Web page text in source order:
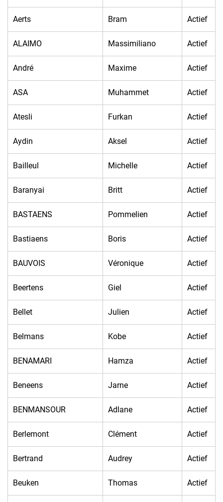
Aerts Bram Actief
ALAIMO Massimiliano Actief
André Maxime Actief
ASA Muhammet Actief
Atesli Furkan Actief
Aydin Aksel Actief
Bailleul Michelle Actief
Baranyai Britt Actief
BASTAENS Pommelien Actief
Bastiaens Boris Actief
BAUVOIS Véronique Actief
Beertens Giel Actief
Bellet Julien Actief
Belmans Kobe Actief
BENAMARI Hamza Actief
Beneens Jarne Actief
BENMANSOUR Adlane Actief
Berlemont Clément Actief
Bertrand Audrey Actief
Beuken Thomas Actief